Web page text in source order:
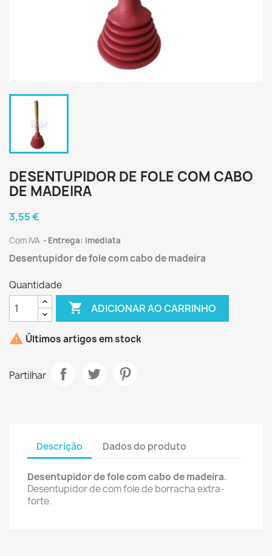
DESENTUPIDOR DE FOLE COM CABO
DE MADEIRA
3,55 €
Com IVA Entrega: imediata
Desentupidor de fole com cabo de madeira
Quantidade
 ADICIONAR AO CARRINHO
 Últimos artigos em stock
Partilhar
Descrição Dados do produto
Desentupidor de fole com cabo de madeira.
Desentupidor de com fole de borracha extra-
forte.